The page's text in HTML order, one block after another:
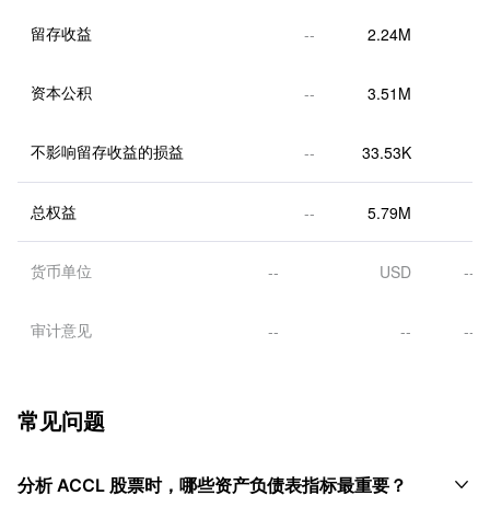
留存收益 -- 2.24M
资本公积 -- 3.51M
不影响留存收益的损益 -- 33.53K
总权益 -- 5.79M
货币单位 -- USD --
审计意见 -- -- --
常见问题
分析 ACCL 股票时，哪些资产负债表指标最重要？ 